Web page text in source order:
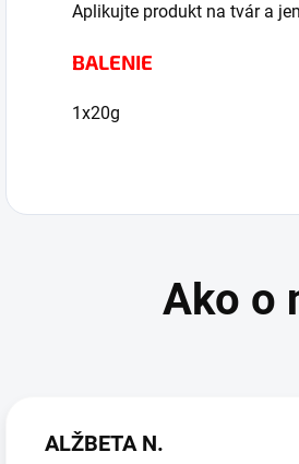
Aplikujte produkt na tvár a
BALENIE
1x20g
ALŽBETA N.